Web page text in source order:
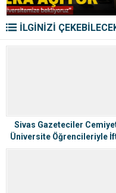
İLGİNİZİ
Sivas Gazeteciler
Üniversite Öğrencileriyle
Programında Buluştu